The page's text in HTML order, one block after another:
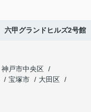
六甲グランドヒルズ2号館
神戸市中央区
宝塚市
大田区